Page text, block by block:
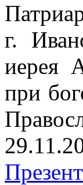
г.
иерея
при